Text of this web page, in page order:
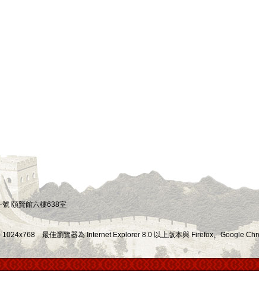
頤賢館六樓638室
最佳瀏覽器為 Internet Explorer 8.0 以上版本與 Firefox、Google